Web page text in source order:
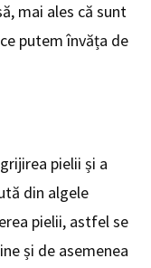
mai ales că sunt
putem învăța de
pielii și a
din algele
pielii, astfel se
și de asemenea